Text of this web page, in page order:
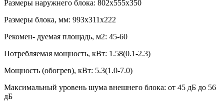
Размеры наружнего блока: 802x555x350
Размеры блока, мм: 993х311х222
Рекомен- дуемая площадь, м2: 45-60
Потребляемая мощность, кВт: 1.58(0.1-2.3)
Мощность (обогрев), кВт: 5.3(1.0-7.0)
Максимальный уровень шума внешнего блока: от 45 дБ до 56
дБ